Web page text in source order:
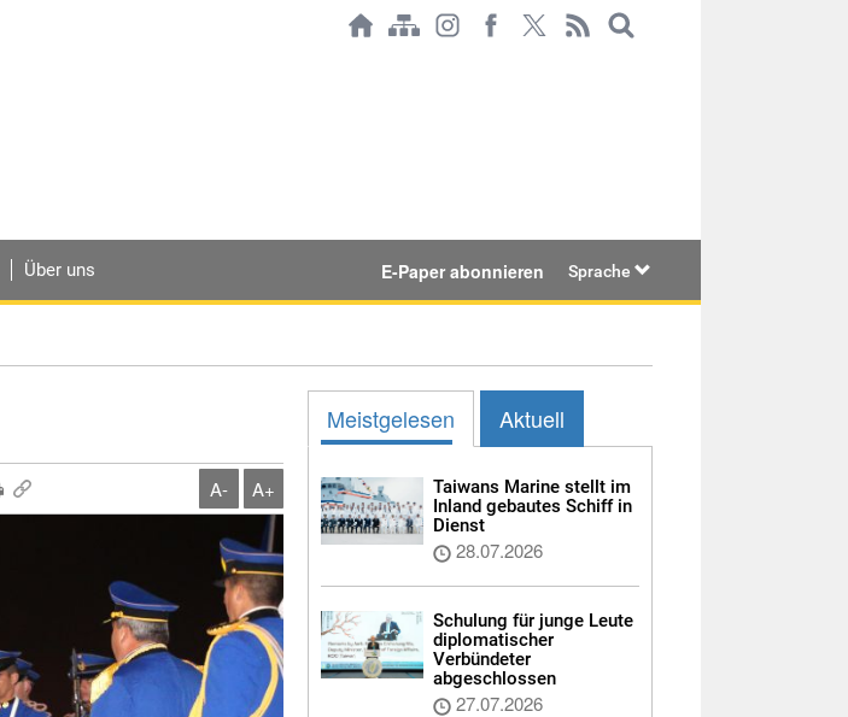
Über uns E-Paper abonnieren Sprache
A- A+
Meistgelesen Aktuell
Taiwans Marine stellt im
Inland gebautes Schiff in
Dienst
28.07.2026
Schulung für junge Leute
diplomatischer
Verbündeter
abgeschlossen
27.07.2026